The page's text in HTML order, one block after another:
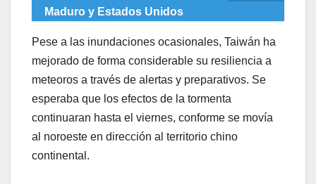
Maduro y Estados Unidos
Pese a las inundaciones ocasionales, Taiwán ha
mejorado de forma considerable su resiliencia a
meteoros a través de alertas y preparativos. Se
esperaba que los efectos de la tormenta
continuaran hasta el viernes, conforme se movía
al noroeste en dirección al territorio chino
continental.